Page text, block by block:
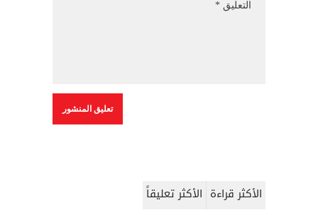
الأكثر قراءة الأكثر تعليقاً